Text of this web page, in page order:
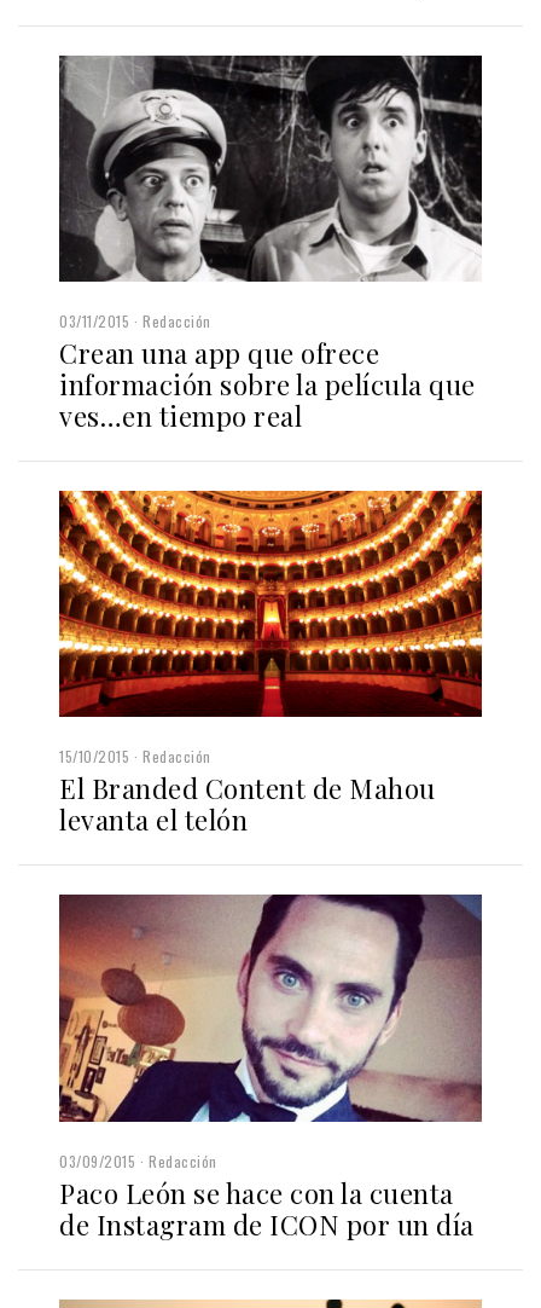
03/11/2015 Redacción
Crean una app que ofrece
información sobre la película que
ves…en tiempo real
15/10/2015 Redacción
El Branded Content de Mahou
levanta el telón
03/09/2015 Redacción
Paco León se hace con la cuenta
de Instagram de ICON por un día